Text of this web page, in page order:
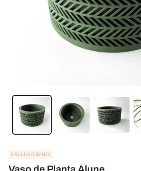
EXCLUSIVIDADE